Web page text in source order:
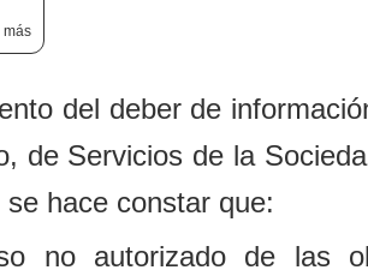
más
del deber de
de Servicios de la
hace constar que:
no autorizado de las o